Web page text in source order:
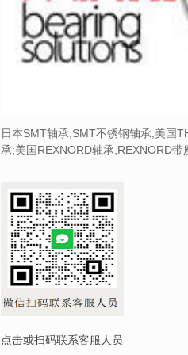
日本SMT轴承,SMT不锈钢轴承;美国
承;美国REXNORD轴承,REXNORD带
点击或扫码联系客服人员